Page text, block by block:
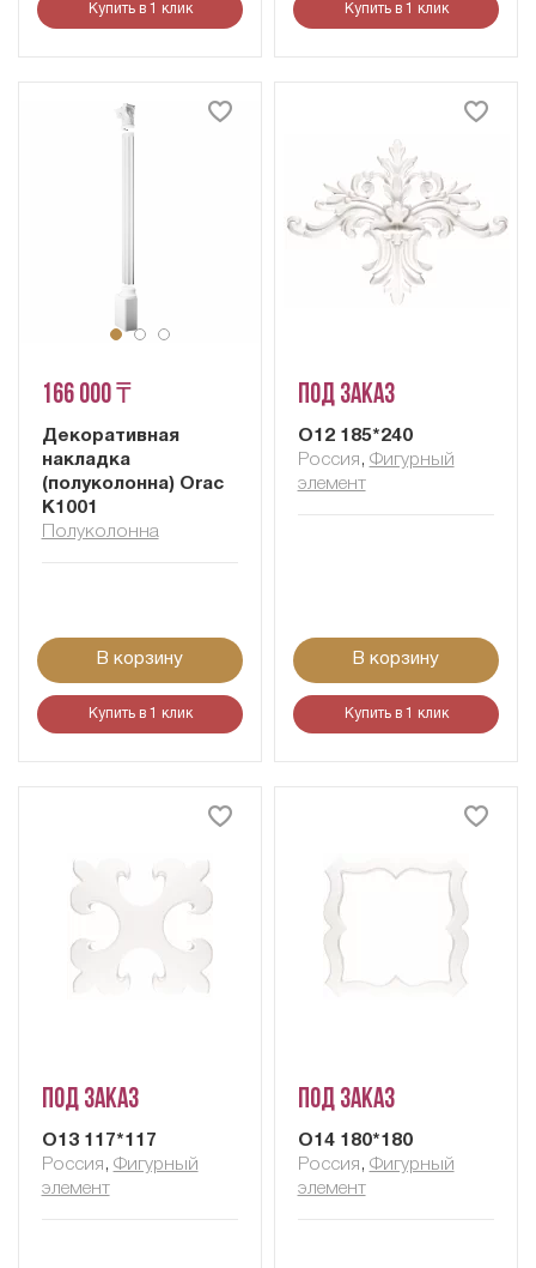
Купить в 1 клик Купить в 1 клик
166 000 ₸
Декоративная
накладка
(полуколонна) Orac
K1001
Полуколонна
В корзину
Купить в 1 клик
Под заказ
О12 185*240
Россия , Фигурный
элемент
В корзину
Купить в 1 клик
Под заказ
О13 117*117
Россия , Фигурный
элемент
Под заказ
О14 180*180
Россия , Фигурный
элемент